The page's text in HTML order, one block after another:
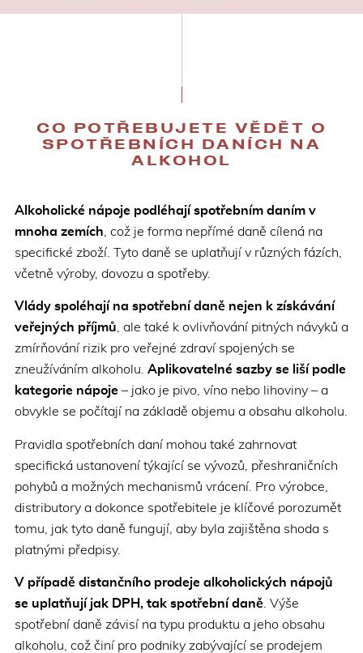
CO POTŘEBUJETE VĚDĚT O
SPOTŘEBNÍCH DANÍCH NA
ALKOHOL
Alkoholické nápoje podléhají spotřebním daním v
mnoha zemích , což je forma nepřímé daně cílená na
specifické zboží. Tyto daně se uplatňují v různých fázích,
včetně výroby, dovozu a spotřeby.
Vlády spoléhají na spotřební daně nejen k získávání
veřejných příjmů , ale také k ovlivňování pitných návyků a
zmírňování rizik pro veřejné zdraví spojených se
zneužíváním alkoholu. Aplikovatelné sazby se liší podle
kategorie nápoje– jako je pivo, víno nebo lihoviny – a
obvykle se počítají na základě objemu a obsahu alkoholu.
Pravidla spotřebních daní mohou také zahrnovat
specifická ustanovení týkající se vývozů, přeshraničních
pohybů a možných mechanismů vrácení. Pro výrobce,
distributory a dokonce spotřebitele je klíčové porozumět
tomu, jak tyto daně fungují, aby byla zajištěna shoda s
platnými předpisy.
V případě distančního prodeje alkoholických nápojů
se uplatňují jak DPH, tak spotřební daně. Výše
spotřební daně závisí na typu produktu a jeho obsahu
alkoholu, což činí pro podniky zabývající se prodejem